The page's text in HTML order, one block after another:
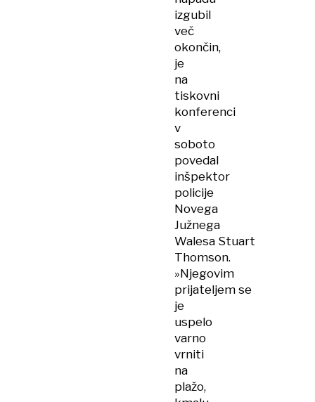
izgubil
več
okončin,
je
na
tiskovni
konferenci
v
soboto
povedal
inšpektor
policije
Novega
Južnega
Walesa Stuart
Thomson.
»Njegovim
prijateljem se
je
uspelo
varno
vrniti
na
plažo,